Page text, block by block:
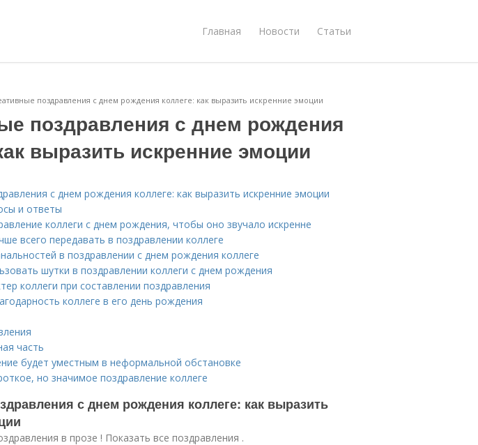
Главная Новости Статьи
поздравления с днем рождения коллеге: как выразить искренние эмоции
поздравления с днем рождения
выразить искренние эмоции
с днем рождения коллеге: как выразить искренние эмоции
и ответы
коллеги с днем рождения, чтобы оно звучало искренне
всего передавать в поздравлении коллеге
в поздравлении с днем рождения коллеге
шутки в поздравлении коллеги с днем рождения
коллеги при составлении поздравления
коллеге в его день рождения
часть
будет уместным в неформальной обстановке
но значимое поздравление коллеге
с днем рождения коллеге: как выразить
в прозе ! Показать все поздравления .